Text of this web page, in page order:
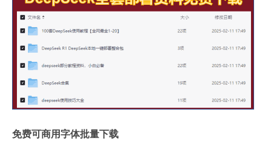
免费可商用字体批量下载